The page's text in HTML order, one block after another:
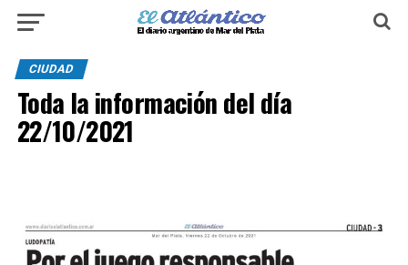
CIUDAD
Toda la información del día
22/10/2021